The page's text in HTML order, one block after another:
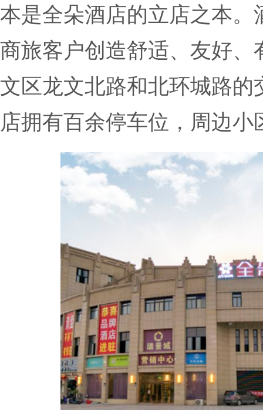
本是全朵酒店的立店之本
商旅客户创造舒适、友好
文区龙文北路和北环城路
店拥有百余停车位，周边小